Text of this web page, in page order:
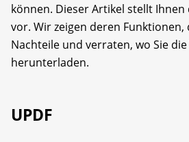
können. Dieser Artikel stellt Ihnen
vor. Wir zeigen deren Funktionen,
Nachteile und verraten, wo Sie
herunterladen.
UPDF